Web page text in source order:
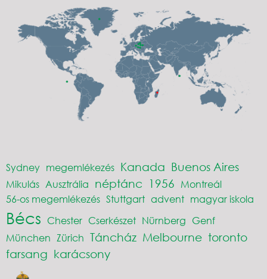
Sydney megemlékezés Kanada Buenos Aires
Mikulás Ausztrália néptánc 1956 Montreál
56-os megemlékezés Stuttgart advent magyar iskola
Bécs Chester Cserkészet Nürnberg Genf
München Zürich Táncház Melbourne toronto
farsang karácsony